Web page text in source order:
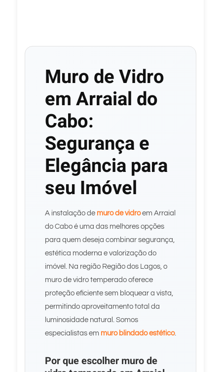
Muro de Vidro
em Arraial do
Cabo:
Segurança e
Elegância para
seu Imóvel
A instalação de muro de vidroem Arraial
do Cabo é uma das melhores opções
para quem deseja combinar segurança,
estética moderna e valorização do
imóvel. Na região Região dos Lagos, o
muro de vidro temperado oferece
proteção eficiente sem bloquear a vista,
permitindo aproveitamento total da
luminosidade natural. Somos
especialistas em muro blindado estético.
Por que escolher muro de